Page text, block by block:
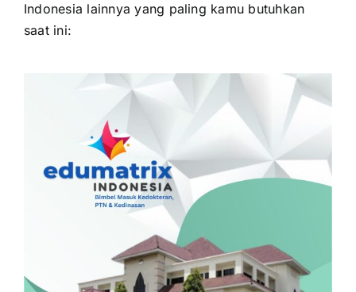
Indonesia lainnya yang paling kamu butuhkan
saat ini: